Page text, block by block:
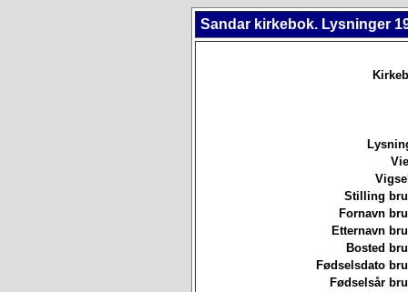
Sandar kirkebok. Lysninger
Stilling
Fornavn
Etternavn
Bosted
Fødselsdato
Fødselsår